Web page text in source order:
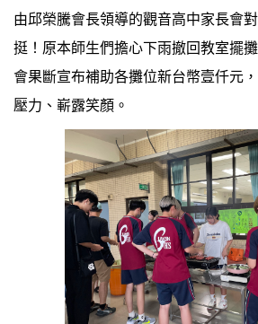
由邱榮騰會長領導的觀音高中家長會
挺！原本師生們擔心下雨撤回教室擺
會果斷宣布補助各攤位新台幣壹仟元
壓力、嶄露笑顏。